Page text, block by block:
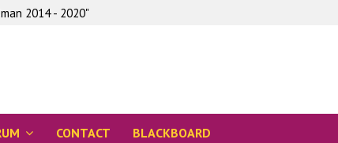
2014 - 2020"
CONTACT BLACKBOARD